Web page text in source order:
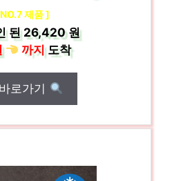
NO.7 제품 ]
된26,420 원
까지도착
로가기